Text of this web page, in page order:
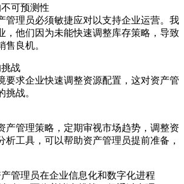
可预测性
管理员必须敏捷应对以支持企业运营。我
，他们因为未能快速调整库存策略，导致
售良机。
战
要求企业快速调整资源配置，这对资产管
挑战。
产管理策略，定期审视市场趋势，调整资
析工具，可以帮助资产管理员提前准备，
管理员在企业信息化和数字化进程